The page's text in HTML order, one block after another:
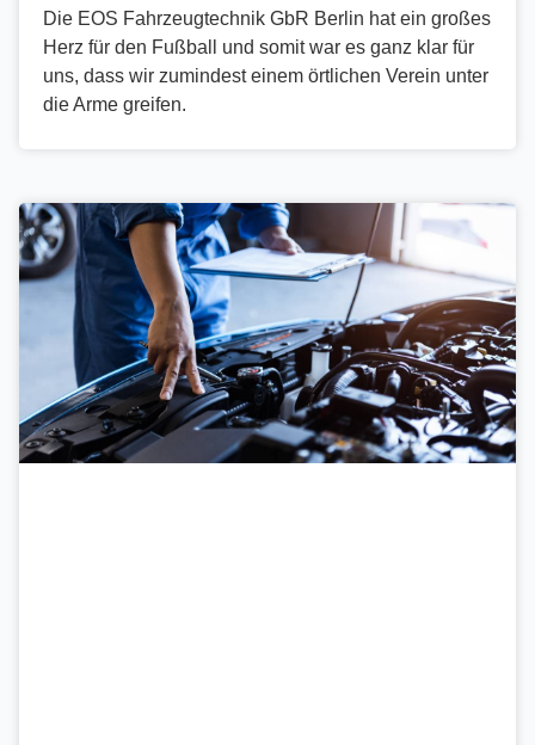
Die EOS Fahrzeugtechnik GbR Berlin hat ein großes
Herz für den Fußball und somit war es ganz klar für
uns, dass wir zumindest einem örtlichen Verein unter
die Arme greifen.